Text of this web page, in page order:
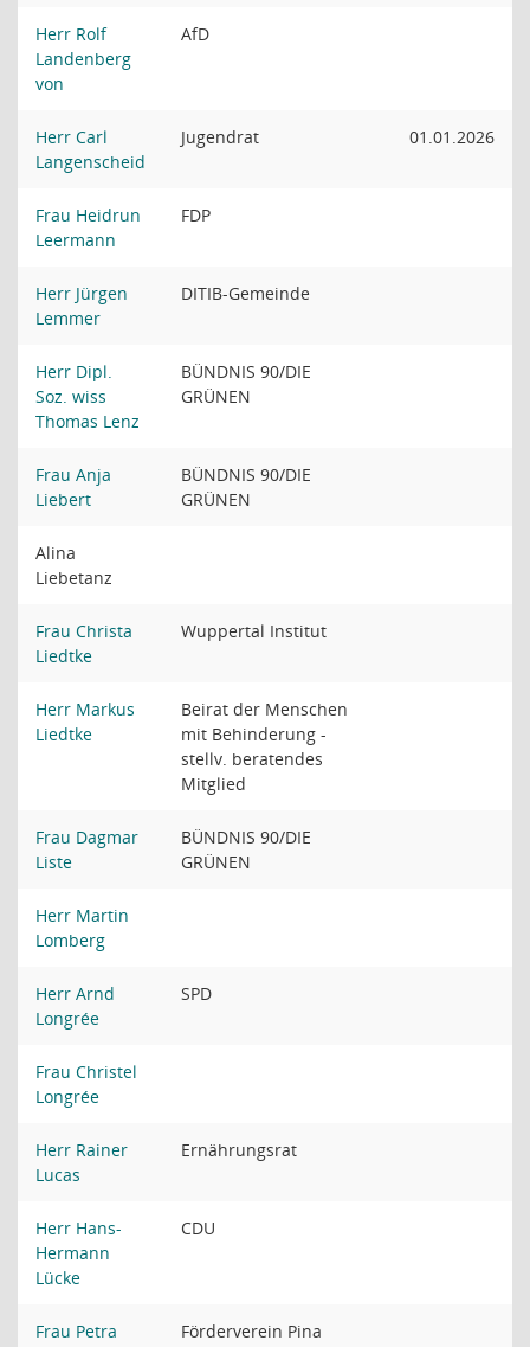
Herr Rolf
Landenberg
von
AfD
Herr Carl
Langenscheid
Jugendrat 01.01.2026
Frau Heidrun
Leermann
FDP
Herr Jürgen
Lemmer
DITIB-Gemeinde
Herr Dipl.
Soz. wiss
Thomas Lenz
BÜNDNIS 90/DIE
GRÜNEN
Frau Anja
Liebert
BÜNDNIS 90/DIE
GRÜNEN
Alina
Liebetanz
Frau Christa
Liedtke
Wuppertal Institut
Herr Markus
Liedtke
Beirat der Menschen
mit Behinderung -
stellv. beratendes
Mitglied
Frau Dagmar
Liste
BÜNDNIS 90/DIE
GRÜNEN
Herr Martin
Lomberg
Herr Arnd
Longrée
SPD
Frau Christel
Longrée
Herr Rainer
Lucas
Ernährungsrat
Herr Hans-
Hermann
Lücke
CDU
Frau Petra
Förderverein Pina